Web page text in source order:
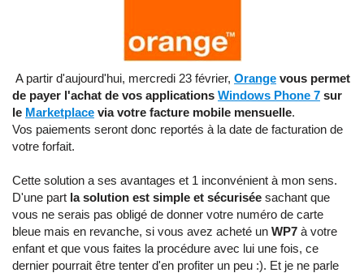
A partir d'aujourd'hui, mercredi 23 février, Orange vous permet
de payer l'achat de vos applications Windows Phone 7 sur
le Marketplace via votre facture mobile mensuelle.
Vos paiements seront donc reportés à la date de facturation de
votre forfait.
Cette solution a ses avantages et 1 inconvénient à mon sens.
D'une part la solution est simple et sécurisée sachant que
vous ne serais pas obligé de donner votre numéro de carte
bleue mais en revanche, si vous avez acheté un WP7 à votre
enfant et que vous faites la procédure avec lui une fois, ce
dernier pourrait être tenter d'en profiter un peu :). Et je ne parle